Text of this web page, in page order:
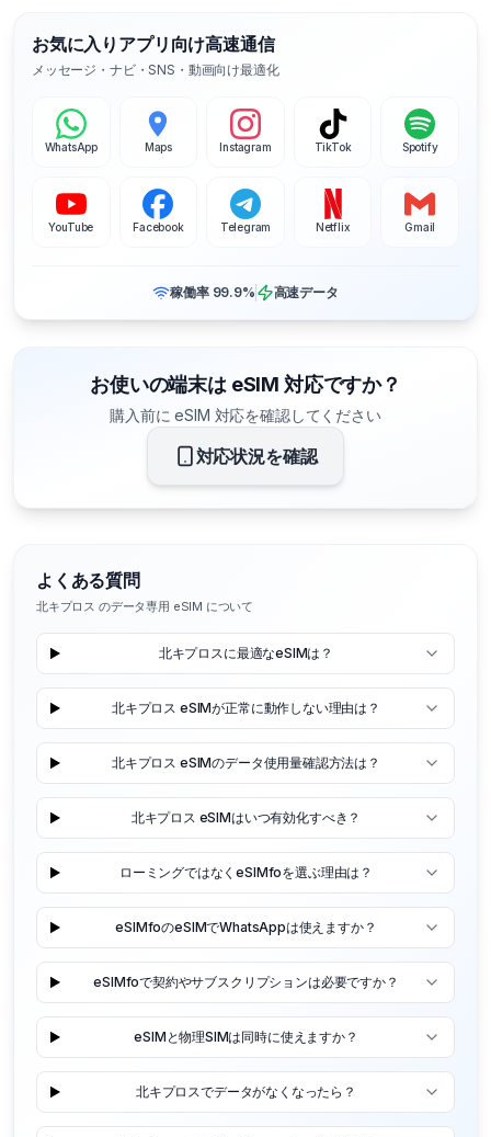
お気に入りアプリ向け高速通信
メッセージ・ナビ・SNS・動画向け最適化
WhatsApp Maps Instagram TikTok Spotify
YouTube Facebook Telegram Netflix Gmail
稼働率 99.9% 高速データ
お使いの端末は eSIM 対応ですか？
購入前に eSIM 対応を確認してください
対応状況を確認
よくある質問
北キプロス のデータ専用 eSIM について
北キプロスに最適なeSIMは？
北キプロス eSIMが正常に動作しない理由は？
北キプロス eSIMのデータ使用量確認方法は？
北キプロス eSIMはいつ有効化すべき？
ローミングではなくeSIMfoを選ぶ理由は？
eSIMfoのeSIMでWhatsAppは使えますか？
eSIMfoで契約やサブスクリプションは必要ですか？
eSIMと物理SIMは同時に使えますか？
北キプロスでデータがなくなったら？